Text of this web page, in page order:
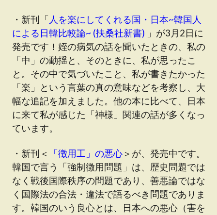
・新刊「 人を楽にしてくれる国・日本~韓国人
による日韓比較論~ (扶桑社新書) 」が3月2日に
発売です！姪の病気の話を聞いたときの、私の
「中」の動揺と、そのときに、私が思ったこ
と。その中で気づいたこと、私が書きたかった
「楽」という言葉の真の意味などを考察し、大
幅な追記を加えました。他の本に比べて、日本
に来て私が感じた「神様」関連の話が多くなっ
ています。
・新刊＜ 「徴用工」の悪心＞が、発売中です。
韓国で言う「強制徴用問題」は、歴史問題では
なく戦後国際秩序の問題であり、善悪論ではな
く国際法の合法・違法で語るべき問題でありま
す。韓国のいう良心とは、日本への悪心（害を